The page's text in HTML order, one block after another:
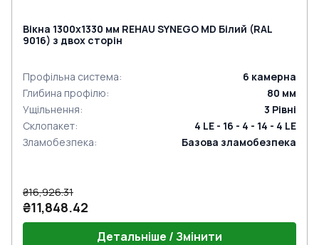
Вікна 1300x1330 мм REHAU SYNEGO MD Білий (RAL
9016) з двох сторін
Профільна система: 6 камерна
Глибина профілю: 80 мм
Ущільнення: 3 Рівні
Склопакет:
4 LE - 16 - 4 - 14 - 4 LE
Зламобезпека: Базова зламобезпека
₴16,926.31
₴11,848.42
Детальніше / Змінити